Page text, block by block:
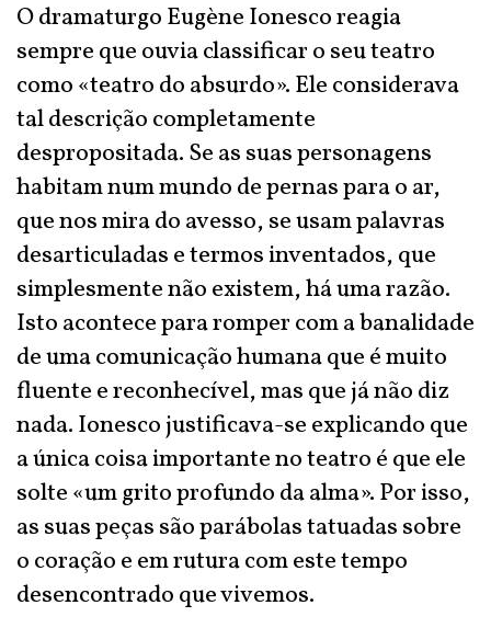
O dramaturgo Eugène Ionesco reagia
sempre que ouvia classificar o seu teatro
como «teatro do absurdo». Ele considerava
tal descrição completamente
despropositada. Se as suas personagens
habitam num mundo de pernas para o ar,
que nos mira do avesso, se usam palavras
desarticuladas e termos inventados, que
simplesmente não existem, há uma razão.
Isto acontece para romper com a banalidade
de uma comunicação humana que é muito
fluente e reconhecível, mas que já não diz
nada. Ionesco justificava-se explicando que
a única coisa importante no teatro é que ele
solte «um grito profundo da alma». Por isso,
as suas peças são parábolas tatuadas sobre
o coração e em rutura com este tempo
desencontrado que vivemos.